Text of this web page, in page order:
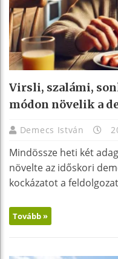
Virsli, szalámi,
módon növelik a
Demecs István
Mindössze heti két
növelte az időskori
kockázatot a
Tovább »